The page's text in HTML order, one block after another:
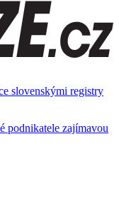
slovenskými registry
podnikatele zajímavou